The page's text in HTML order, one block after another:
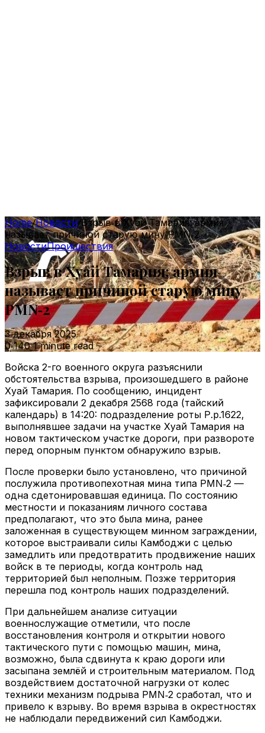
Home/Новости/Взрыв в Хуай Тамария: армия
называет причиной старую мину PMN‑2
НовостиПроишествия
Взрыв в Хуай Тамария: армия
называет причиной старую мину
PMN‑2
3 декабря 2025
01401 minute read
Войска 2-го военного округа разъяснили
обстоятельства взрыва, произошедшего в районе
Хуай Тамария. По сообщению, инцидент
зафиксировали 2 декабря 2568 года (тайский
календарь) в 14:20: подразделение роты Р.р.1622,
выполнявшее задачи на участке Хуай Тамария на
новом тактическом участке дороги, при развороте
перед опорным пунктом обнаружило взрыв.
После проверки было установлено, что причиной
послужила противопехотная мина типа PMN‑2 —
одна сдетонировавшая единица. По состоянию
местности и показаниям личного состава
предполагают, что это была мина, ранее
заложенная в существующем минном заграждении,
которое выстраивали силы Камбоджи с целью
замедлить или предотвратить продвижение наших
войск в те периоды, когда контроль над
территорией был неполным. Позже территория
перешла под контроль наших подразделений.
При дальнейшем анализе ситуации
военнослужащие отметили, что после
восстановления контроля и открытии нового
тактического пути с помощью машин, мина,
возможно, была сдвинута к краю дороги или
засыпана землёй и строительным материалом. Под
воздействием достаточной нагрузки от колес
техники механизм подрыва PMN‑2 сработал, что и
привело к взрыву. Во время взрыва в окрестностях
не наблюдали передвижений сил Камбоджи.